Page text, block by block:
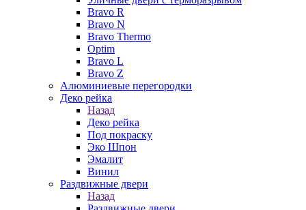
Bravo R
Bravo N
Bravo Thermo
Optim
Bravo L
Bravo Z
Алюминиевые перегородки
Деко рейка
Назад
Деко рейка
Под покраску
Эко Шпон
Эмалит
Винил
Раздвижные двери
Назад